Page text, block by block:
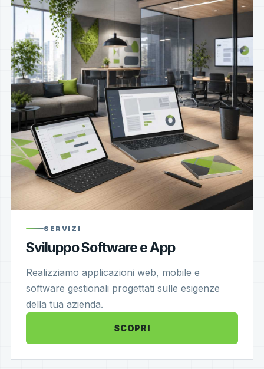
SERVIZI
Sviluppo Software e App
Realizziamo applicazioni web, mobile e
software gestionali progettati sulle esigenze
della tua azienda.
SCOPRI